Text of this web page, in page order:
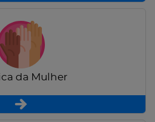
da Mulher